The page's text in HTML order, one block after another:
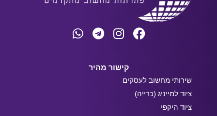
קישור מהיר
שירותי מחשוב לעסקים
ציוד למייניג (כרייה)
ציוד היקפי